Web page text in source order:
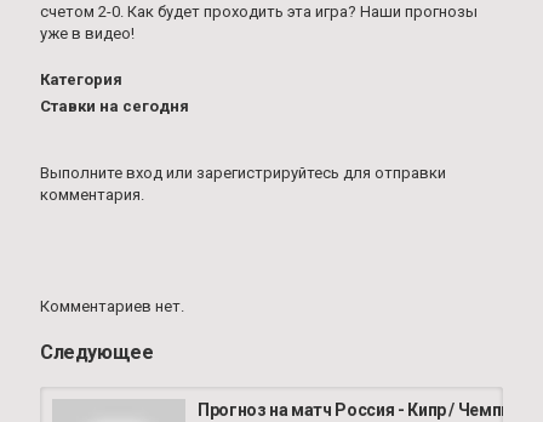
счетом 2-0. Как будет проходить эта игра? Наши прогнозы
уже в видео!
Категория
Ставки на сегодня
Выполните вход или зарегистрируйтесь для отправки
комментария.
Комментариев нет.
Следующее
Прогноз на матч Россия - Кипр /